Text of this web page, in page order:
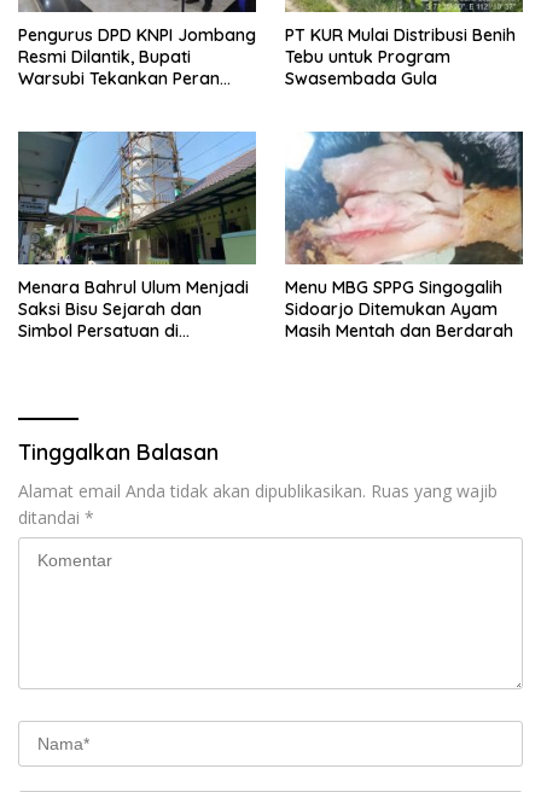
Pengurus DPD KNPI Jombang
Resmi Dilantik, Bupati
Warsubi Tekankan Peran
PT KUR Mulai Distribusi Benih
Tebu untuk Program
Swasembada Gula
Menara Bahrul Ulum Menjadi
Saksi Bisu Sejarah dan
Simbol Persatuan di
Menu MBG SPPG Singogalih
Sidoarjo Ditemukan Ayam
Masih Mentah dan Berdarah
Tinggalkan Balasan
Alamat email Anda tidak akan dipublikasikan. Ruas yang wajib
ditandai *